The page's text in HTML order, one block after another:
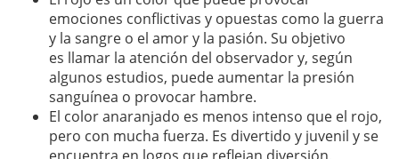
emociones conflictivas y opuestas como la guerra
y la sangre o el amor y la pasión. Su objetivo
es llamar la atención del observador y, según
algunos estudios, puede aumentar la presión
sanguínea o provocar hambre.
El color anaranjado es menos intenso que el rojo,
pero con mucha fuerza. Es divertido y juvenil y se